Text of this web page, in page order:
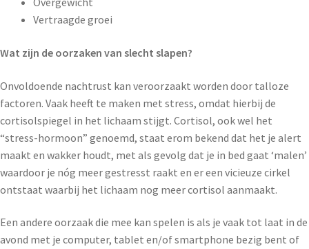
Vertraagde groei
Wat zijn de oorzaken van slecht slapen?
Onvoldoende nachtrust kan veroorzaakt worden door talloze
factoren. Vaak heeft te maken met stress, omdat hierbij de
cortisolspiegel in het lichaam stijgt. Cortisol, ook wel het
“stress-hormoon” genoemd, staat erom bekend dat het je alert
maakt en wakker houdt, met als gevolg dat je in bed gaat ‘malen’
waardoor je nóg meer gestresst raakt en er een vicieuze cirkel
ontstaat waarbij het lichaam nog meer cortisol aanmaakt.
Een andere oorzaak die mee kan spelen is als je vaak tot laat in de
avond met je computer, tablet en/of smartphone bezig bent of